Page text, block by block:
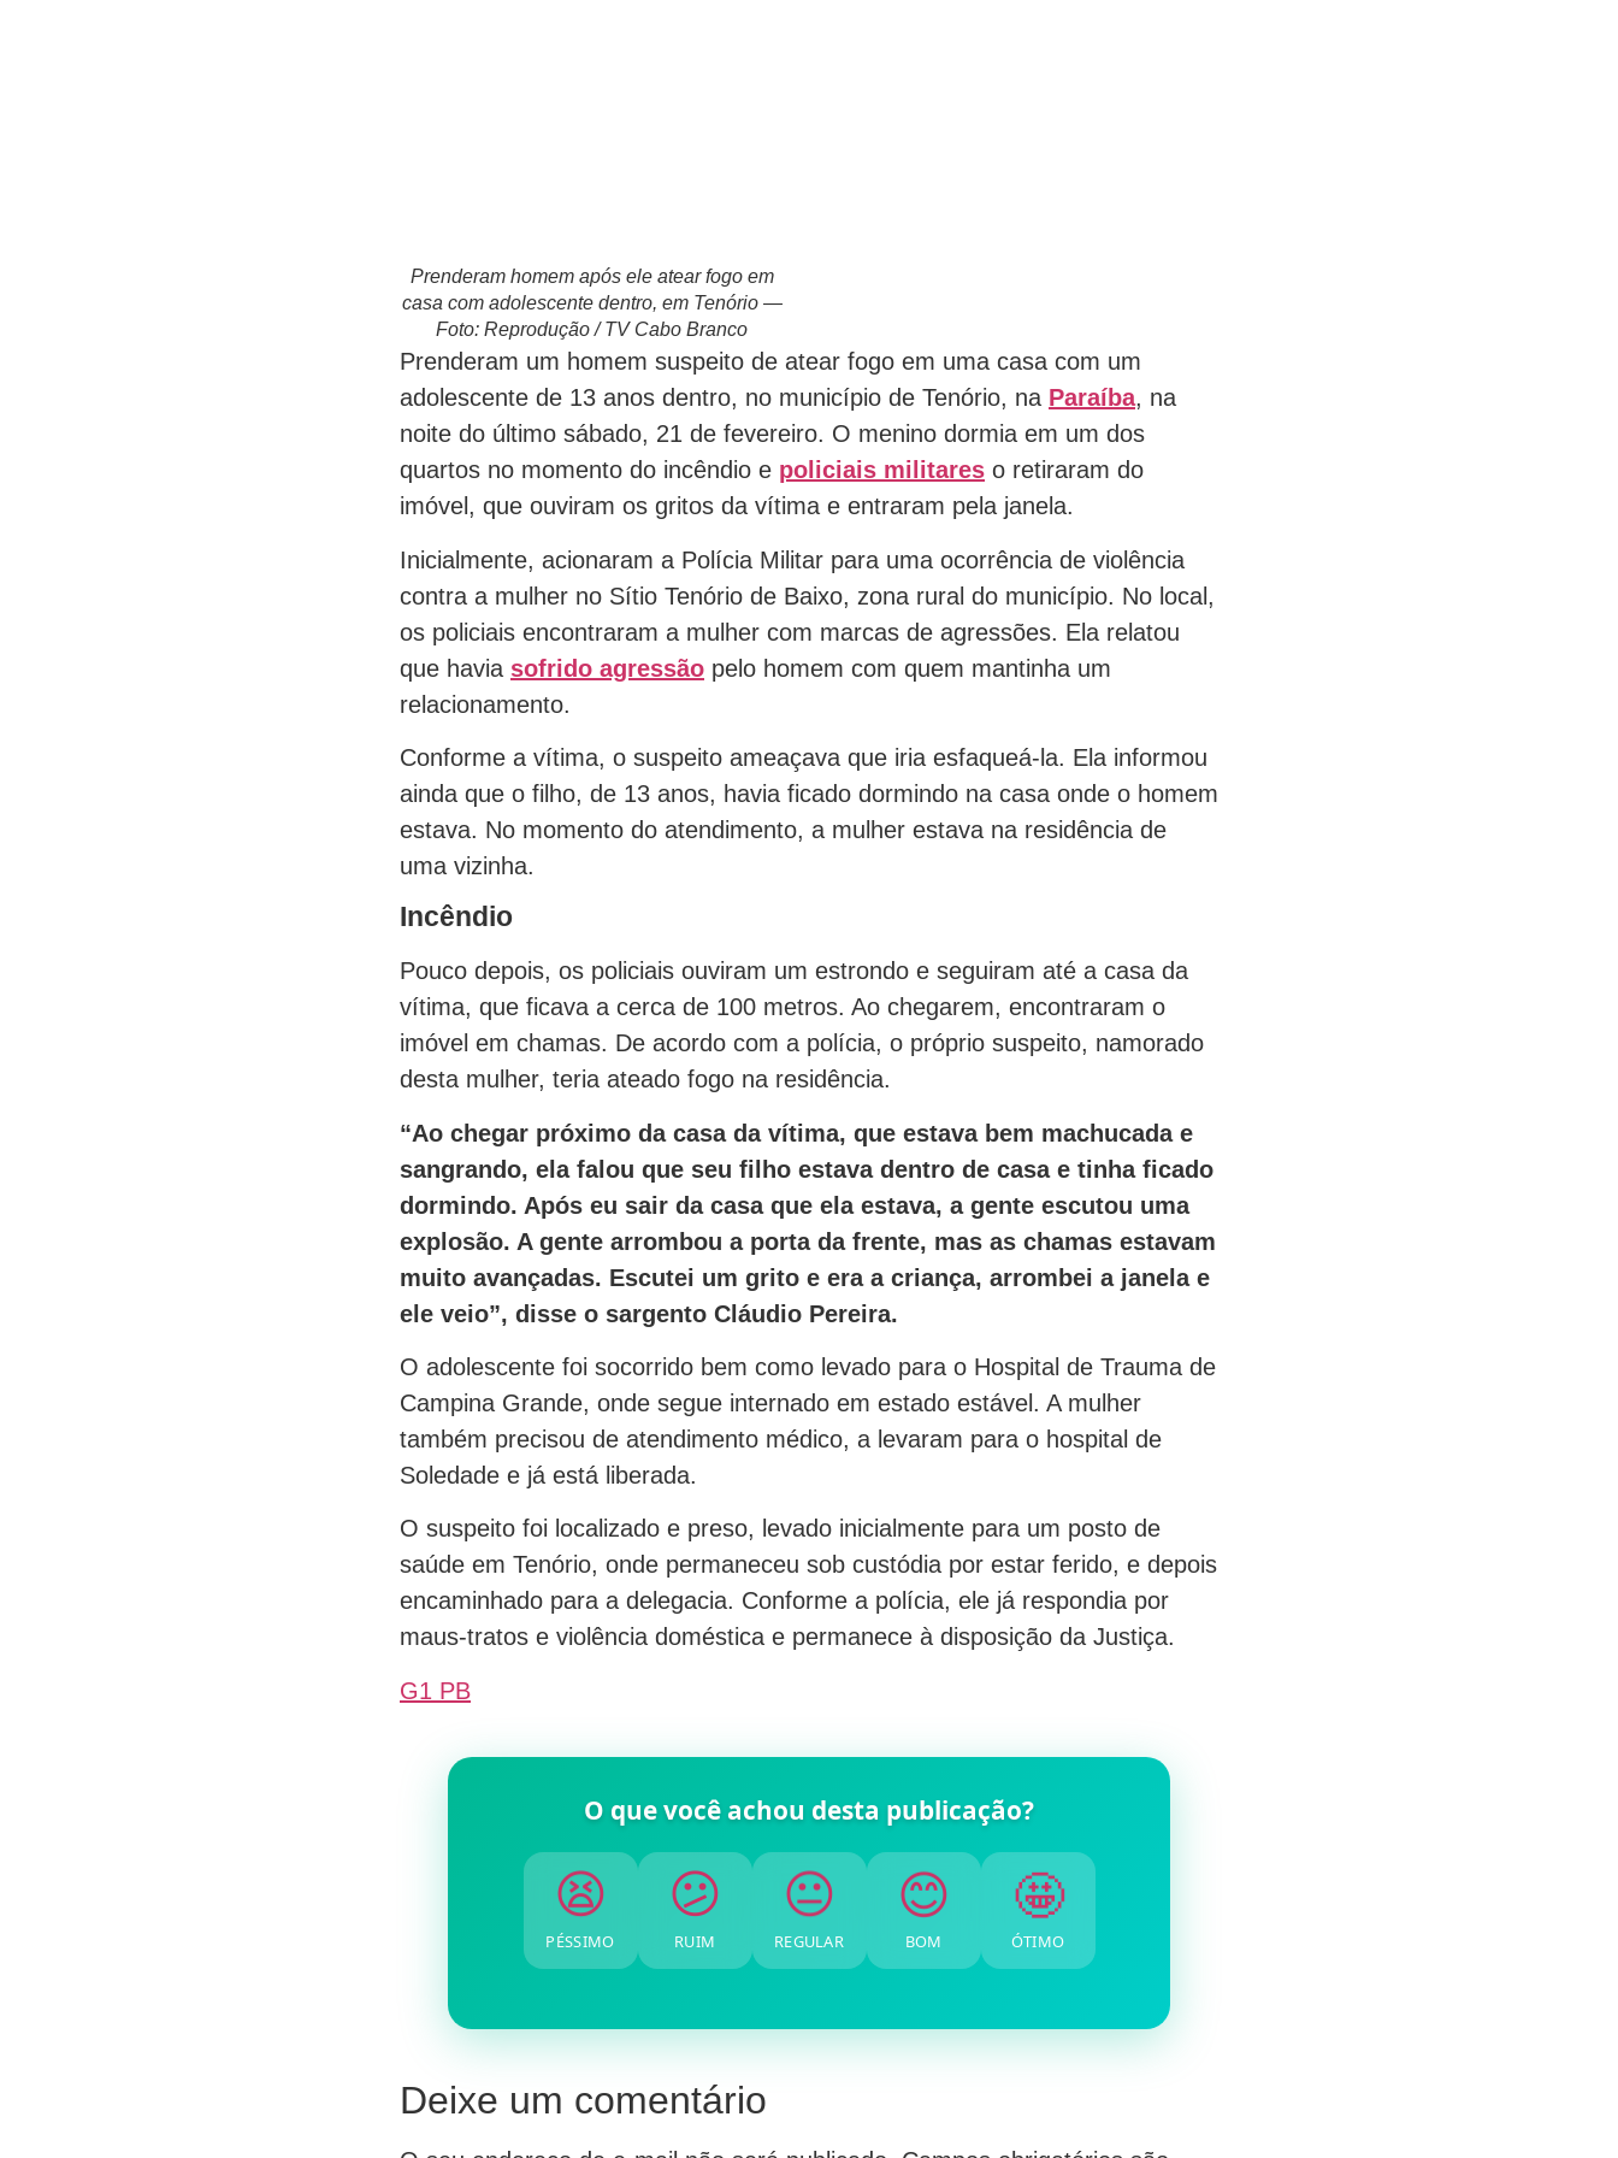
Prenderam homem após ele atear fogo em
casa com adolescente dentro, em Tenório —
Foto: Reprodução / TV Cabo Branco
Prenderam um homem suspeito de atear fogo em uma casa com um
adolescente de 13 anos dentro, no município de Tenório, na Paraíba, na
noite do último sábado, 21 de fevereiro. O menino dormia em um dos
quartos no momento do incêndio e policiais militares o retiraram do
imóvel, que ouviram os gritos da vítima e entraram pela janela.
Inicialmente, acionaram a Polícia Militar para uma ocorrência de violência
contra a mulher no Sítio Tenório de Baixo, zona rural do município. No local,
os policiais encontraram a mulher com marcas de agressões. Ela relatou
que havia sofrido agressão pelo homem com quem mantinha um
relacionamento.
Conforme a vítima, o suspeito ameaçava que iria esfaqueá-la. Ela informou
ainda que o filho, de 13 anos, havia ficado dormindo na casa onde o homem
estava. No momento do atendimento, a mulher estava na residência de
uma vizinha.
Incêndio
Pouco depois, os policiais ouviram um estrondo e seguiram até a casa da
vítima, que ficava a cerca de 100 metros. Ao chegarem, encontraram o
imóvel em chamas. De acordo com a polícia, o próprio suspeito, namorado
desta mulher, teria ateado fogo na residência.
“Ao chegar próximo da casa da vítima, que estava bem machucada e
sangrando, ela falou que seu filho estava dentro de casa e tinha ficado
dormindo. Após eu sair da casa que ela estava, a gente escutou uma
explosão. A gente arrombou a porta da frente, mas as chamas estavam
muito avançadas. Escutei um grito e era a criança, arrombei a janela e
ele veio”, disse o sargento Cláudio Pereira.
O adolescente foi socorrido bem como levado para o Hospital de Trauma de
Campina Grande, onde segue internado em estado estável. A mulher
também precisou de atendimento médico, a levaram para o hospital de
Soledade e já está liberada.
O suspeito foi localizado e preso, levado inicialmente para um posto de
saúde em Tenório, onde permaneceu sob custódia por estar ferido, e depois
encaminhado para a delegacia. Conforme a polícia, ele já respondia por
maus-tratos e violência doméstica e permanece à disposição da Justiça.
G1 PB
O que você achou desta publicação?
😫
PÉSSIMO
😕
RUIM
😐
REGULAR
😊
BOM
🤩
ÓTIMO
Deixe um comentário